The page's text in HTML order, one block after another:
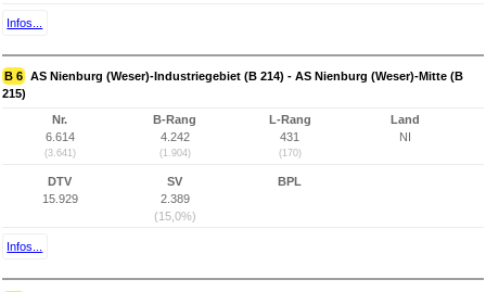
Infos...
B 6 AS Nienburg (Weser)-Industriegebiet (B 214) - AS Nienburg (Weser)-Mitte (B
215)
Nr.
6.614
(3.641)
B-Rang
4.242
(1.904)
L-Rang
431
(170)
Land
NI
DTV
15.929
SV
2.389
(15,0%)
BPL
Infos...